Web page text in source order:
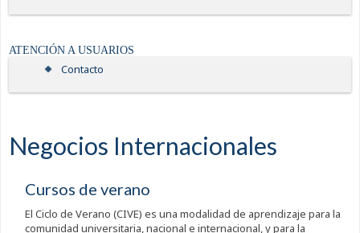
ATENCIÓN A USUARIOS
Contacto
Negocios Internacionales
Cursos de verano
El Ciclo de Verano (CIVE) es una modalidad de aprendizaje para la
comunidad universitaria, nacional e internacional, y para la